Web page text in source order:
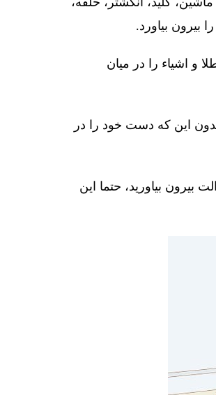
بیرون بیاورد.
و اشیاء را در میان
این که دست خود را در
بیرون بیاورید، حتما این